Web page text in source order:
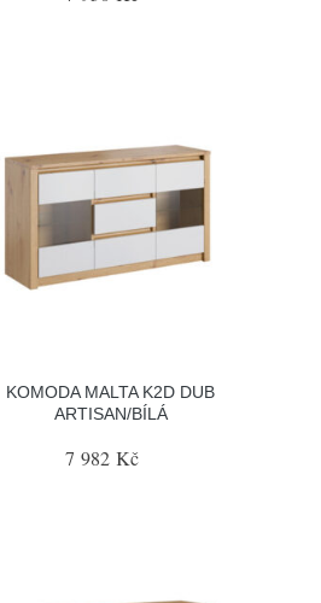
KOMODA MALTA K2D DUB
ARTISAN/BÍLÁ
7 982 Kč